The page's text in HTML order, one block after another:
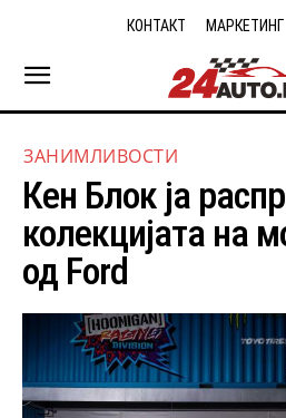
КОНТАКТ МАРКЕТИНГ
ЗАНИМЛИВОСТИ
Кeн Блoк ја
колекцијата на
од Fоrd